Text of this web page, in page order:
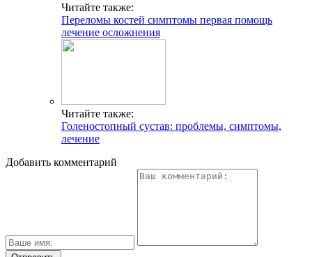
Читайте также:
Переломы костей симптомы первая помощь
лечение осложнения
Читайте также:
Голеностопный сустав: проблемы, симптомы,
лечение
Добавить комментарий